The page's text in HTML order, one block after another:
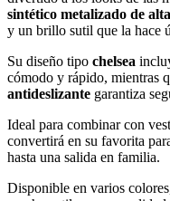
sintético metalizado de
y un brillo sutil que la hace
Su diseño tipo chelsea
cómodo y rápido, mientras
antideslizante garantiza
Ideal para combinar con
convertirá en su favorita
hasta una salida en familia.
Disponible en varios